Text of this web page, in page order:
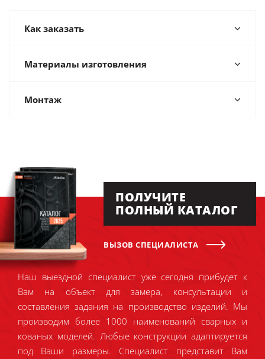
Как заказать
Материалы изготовления
Монтаж
ПОЛУЧИТЕ
ПОЛНЫЙ КАТАЛОГ
ВЫЗОВ СПЕЦИАЛИСТА
Наш выездной специалист уже сегодня прибудет к
Вам на объект для замера, консультации и
составления задания на производство изделий. Мы
производим более 1000 наименований сварных и
кованых моделей. Любые конструкции адаптируется
под Ваши размеры. Специалист представит Вам